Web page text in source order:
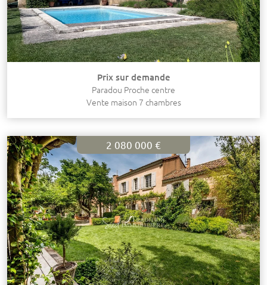
Prix sur demande
Paradou Proche centre
Vente maison 7 chambres
2 080 000 €